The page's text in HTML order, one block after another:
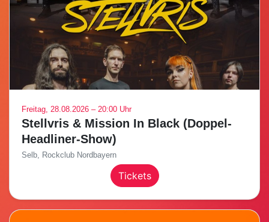
Freitag, 28.08.2026 – 20:00 Uhr
Stellvris & Mission In Black (Doppel-
Headliner-Show)
Selb, Rockclub Nordbayern
Tickets